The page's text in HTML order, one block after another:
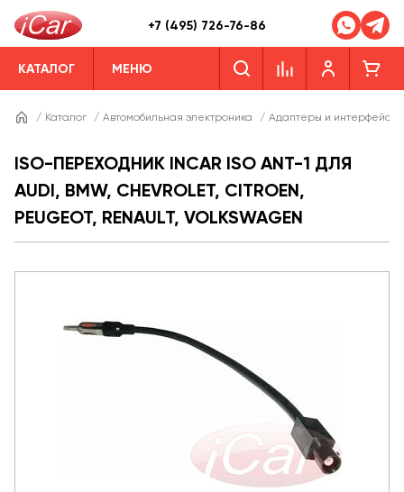
+7 (495) 726-76-86
КАТАЛОГ МЕНЮ
/ Каталог / Автомобильная электроника / Адаптеры и интерфейсы
ISO-ПЕРЕХОДНИК INCAR ISO ANT-1 ДЛЯ
AUDI, BMW, CHEVROLET, CITROEN,
PEUGEOT, RENAULT, VOLKSWAGEN